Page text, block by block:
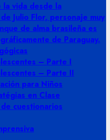
vida desde la
Julio Flor, personaje muy
de alma brasileña es
de Paraguay.
– Parte I
– Parte II
para Niños
en Clase
cuestionarios